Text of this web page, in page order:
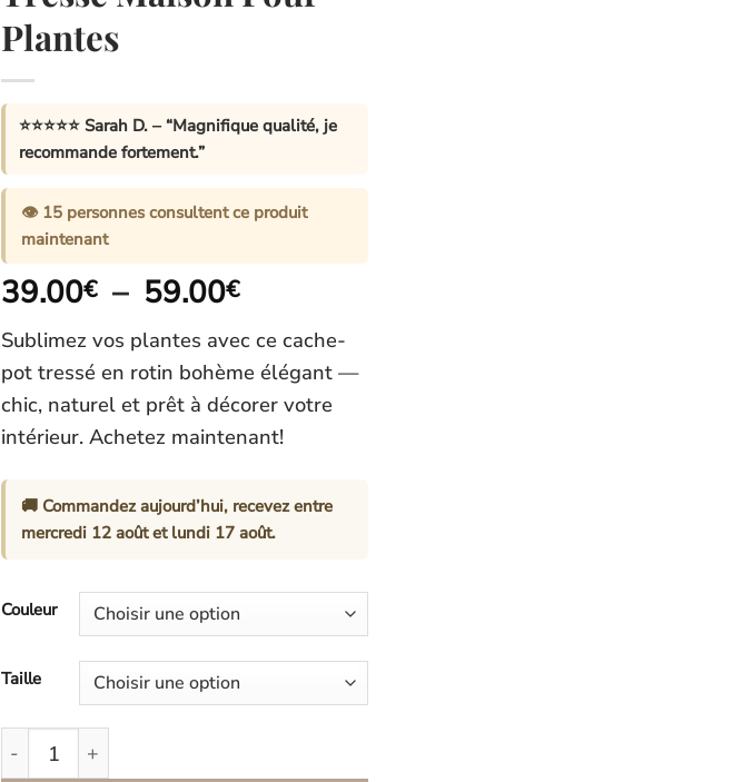
Plantes
⭐⭐⭐⭐⭐ Sarah D. – “Magnifique qualité, je
recommande fortement.”
👁️ 15 personnes consultent ce produit
maintenant
39.00€ – 59.00€Plage
prix :
39.00€
à
59.00€
Sublimez vos plantes avec ce cache-
pot tressé en rotin bohème élégant —
chic, naturel et prêt à décorer votre
intérieur. Achetez maintenant!
🚚 Commandez aujourd’hui, recevez entre
mercredi 12 aoûtet lundi 17 août.
Couleur
Taille
quantité de Cache-Pot En Rotin Bohème Élégant Tressé Maison Pour Plantes